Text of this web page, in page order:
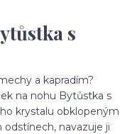
s
a kapradím?
na nohu Bytůstka s
krystalu obklopeným
navazuje ji